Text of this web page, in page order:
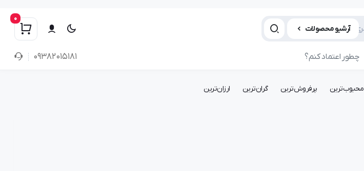
آرشیو محصولات
0
چطور اعتماد کنم؟ ۰۹۳۸۲۰۱۵۱۸۱
محبوب‌ترین پرفروش‌ترین گران‌ترین ارزان‌ترین